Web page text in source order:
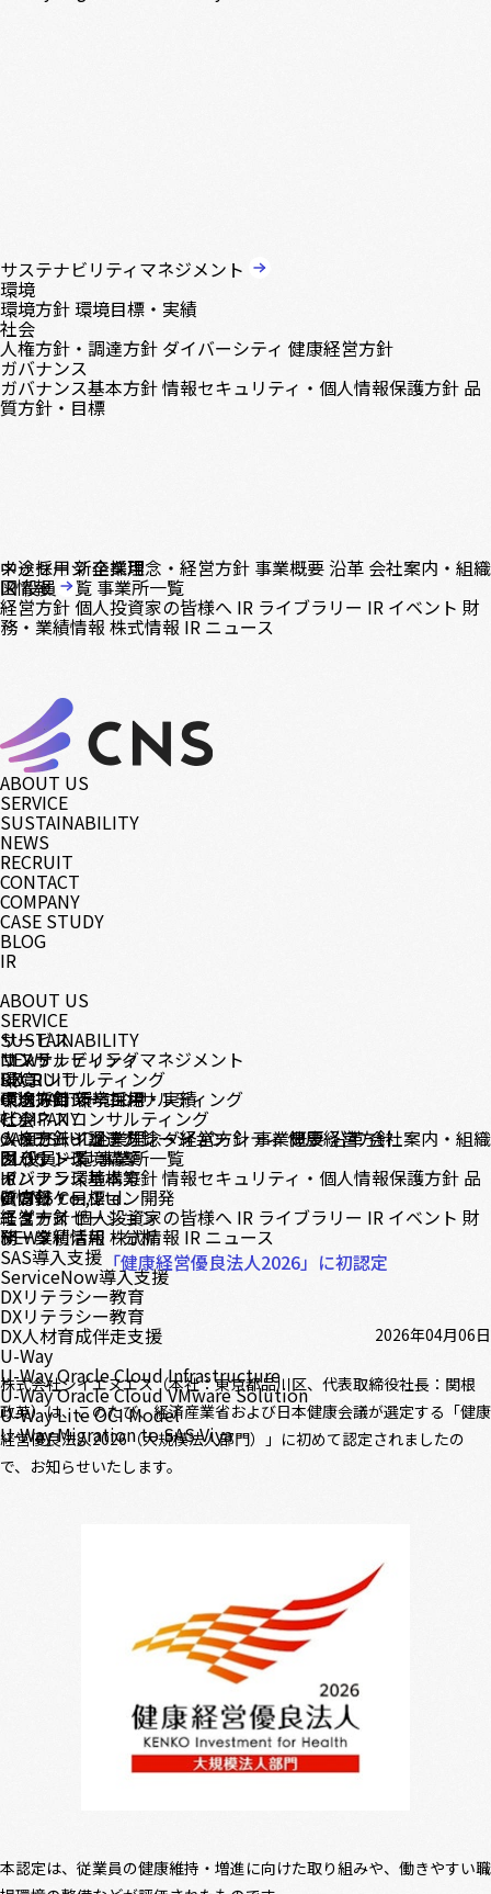
サステナビリティマネジメント
環境
環境方針環境目標・実績
社会
人権方針・調達方針 ダイバーシティ 健康経営方針
ガバナンス
ガバナンス基本方針情報セキュリティ・個人情報保護方針 品
質方針・目標
中途採用新卒採用
メッセージ企業理念・経営方針 事業概要 沿革 会社案内・組織
図役員一覧 事業所一覧
IR情報
経営方針 個人投資家の皆様へ IR ライブラリー IR イベント 財
務・業績情報 株式情報 IR ニュース
ABOUT US
SERVICE
SUSTAINABILITY
NEWS
RECRUIT
CONTACT
COMPANY
CASE STUDY
BLOG
IR
ABOUT US
SERVICE
サービス
コンサルティング
DX コンサルティング
テクノロジーコンサルティング
ビジネスコンサルティング
システムインテグレーション
クラウド環境構築
インフラ環境構築
アプリケーション開発
モダナイゼーション
データ利活用・分析
SAS導入支援
ServiceNow導入支援
DXリテラシー教育
DXリテラシー教育
DX人材育成伴走支援
U-Way
U-Way Oracle Cloud Infrastructure
U-Way Oracle Cloud VMware Solution
U-Way Lite OCI Model
U-Way Migration to SAS Viya
SUSTAINABILITY
サステナビリティマネジメント
環境
環境方針環境目標・実績
社会
人権方針・調達方針ダイバーシティ健康経営方針
ガバナンス
ガバナンス基本方針情報セキュリティ・個人情報保護方針 品
質方針・目標
NEWS
RECRUIT
中途採用新卒採用
CONTACT
COMPANY
メッセージ企業理念・経営方針事業概要沿革会社案内・組織
図役員一覧事業所一覧
CASE STUDY
BLOG
IR
IR情報
経営方針個人投資家の皆様へ IR ライブラリー IR イベント 財
務・業績情報 株式情報 IR ニュース
© CNS Co., Ltd.
ニュース
NEWS
「健康経営優良法人2026」に初認定
2026年04月06日
株式会社シイエヌエス（本社：東京都品川区、代表取締役社長：関根
政英）は、このたび、経済産業省および日本健康会議が選定する「健康
経営優良法人2026（大規模法人部門）」に初めて認定されましたの
で、お知らせいたします。
本認定は、従業員の健康維持・増進に向けた取り組みや、働きやすい職